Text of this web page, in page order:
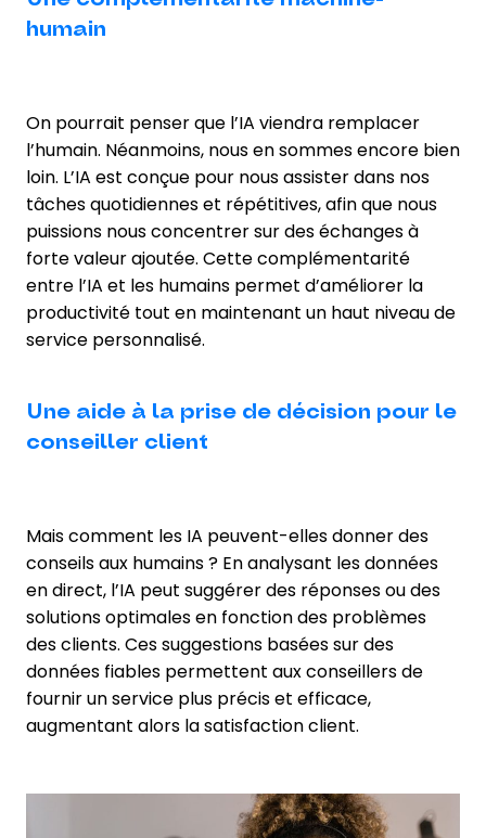
humain
On pourrait penser que l’IA viendra remplacer
l’humain. Néanmoins, nous en sommes encore bien
loin. L’IA est conçue pour nous assister dans nos
tâches quotidiennes et répétitives, afin que nous
puissions nous concentrer sur des échanges à
forte valeur ajoutée. Cette complémentarité
entre l’IA et les humains permet d’améliorer la
productivité tout en maintenant un haut niveau de
service personnalisé.
Une aide à la prise de décision pour le
conseiller client
Mais comment les IA peuvent-elles donner des
conseils aux humains ? En analysant les données
en direct, l’IA peut suggérer des réponses ou des
solutions optimales en fonction des problèmes
des clients. Ces suggestions basées sur des
données fiables permettent aux conseillers de
fournir un service plus précis et efficace,
augmentant alors la satisfaction client.